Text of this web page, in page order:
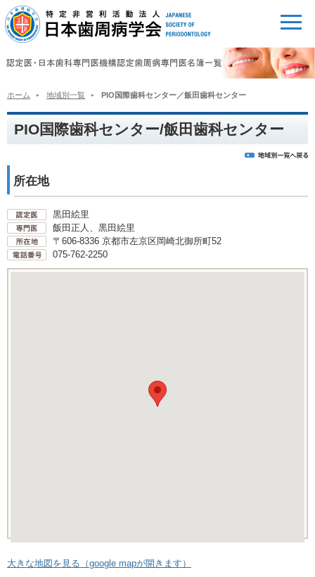
ホーム 地域別一覧 PIO国際歯科センター／飯田歯科センター
PIO国際歯科センター/飯田歯科センター
所在地
黒田絵里
飯田正人、黒田絵里
〒606-8336 京都市左京区岡崎北御所町52
075-762-2250
大きな地図を見る（google mapが開きます）